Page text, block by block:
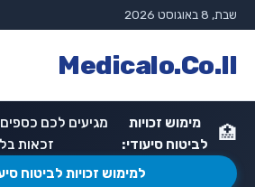
שבת, 8 באוגוסט 2026
Medicalo.Co.Il
🏥
מימוש זכויות
לביטוח סיעודי:
מגיעים לכם כספים
זכאות
למימוש זכויות לביטוח